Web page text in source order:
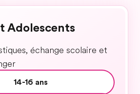
Adolescents
échange scolaire et
14-16 ans